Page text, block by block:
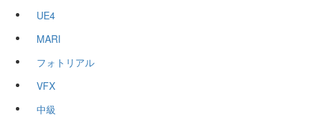
UE4
MARI
フォトリアル
VFX
中級